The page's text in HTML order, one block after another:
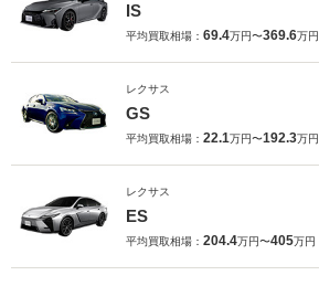
IS
平均買取相場： 69.4万円〜369.6万円
レクサス
GS
平均買取相場： 22.1万円〜192.3万円
レクサス
ES
平均買取相場： 204.4万円〜405万円